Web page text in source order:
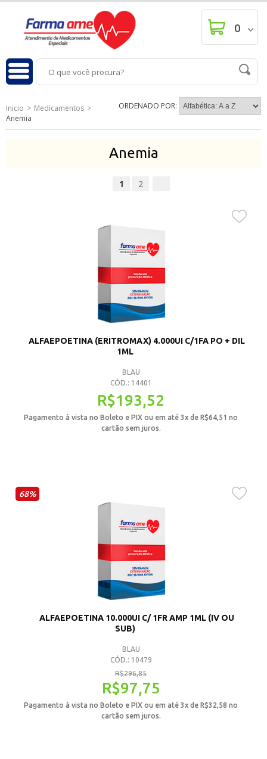
0
ORDENADO POR:
Inicio
Medicamentos
Anemia
Anemia
1 2
ALFAEPOETINA (ERITROMAX) 4.000UI C/1FA PO + DIL
1ML
BLAU
CÓD.: 14401
R$193,52
Pagamento à vista no Boleto e PIX ou em até 3x deR$64,51 no
cartão sem juros.
68%
ALFAEPOETINA 10.000UI C/ 1FR AMP 1ML (IV OU
SUB)
BLAU
CÓD.: 10479
R$296,85
R$97,75
Pagamento à vista no Boleto e PIX ou em até 3x deR$32,58 no
cartão sem juros.